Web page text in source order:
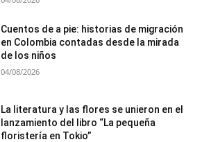
Cuentos de a pie: historias de migración
en Colombia contadas desde la mirada
de los niños
04/08/2026
La literatura y las flores se unieron en el
lanzamiento del libro “La pequeña
floristería en Tokio”